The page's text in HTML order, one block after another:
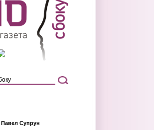
Павел Супрун